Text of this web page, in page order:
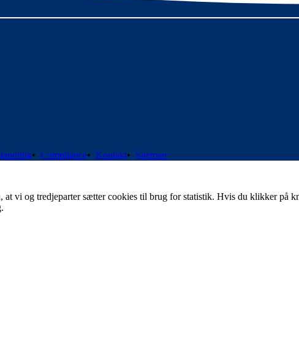
• Compliance• Kontakt• Sitemap
vi og tredjeparter sætter cookies til brug for statistik. Hvis du klikker på